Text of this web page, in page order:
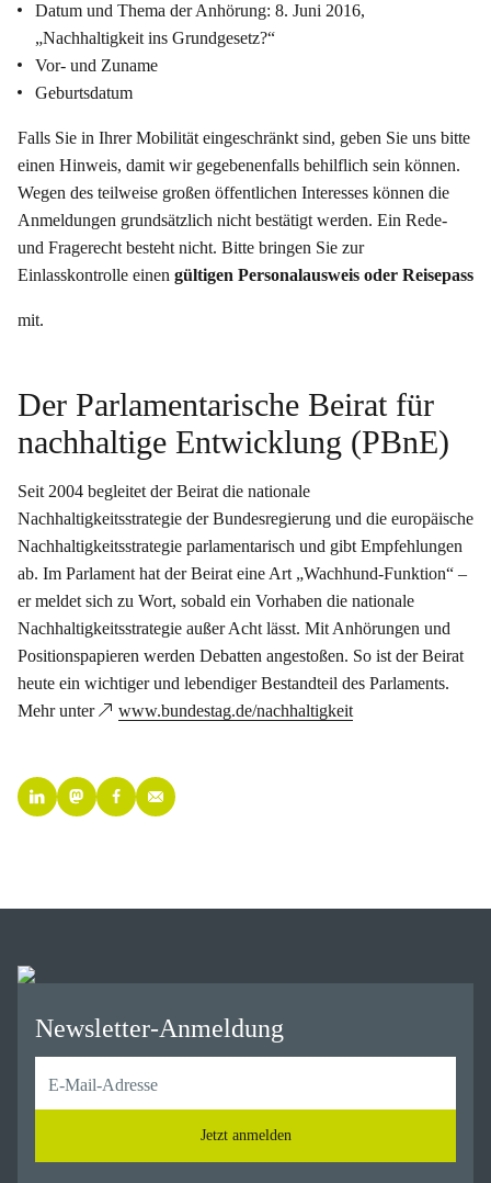
Datum und Thema der Anhörung: 8. Juni 2016,
„Nachhaltigkeit ins Grundgesetz?“
Vor- und Zuname
Geburtsdatum
Falls Sie in Ihrer Mobilität eingeschränkt sind, geben Sie uns bitte
einen Hinweis, damit wir gegebenenfalls behilflich sein können.
Wegen des teilweise großen öffentlichen Interesses können die
Anmeldungen grundsätzlich nicht bestätigt werden. Ein Rede-
und Fragerecht besteht nicht. Bitte bringen Sie zur
Einlasskontrolle einen gültigen Personalausweis oder Reisepass
mit.
Der Parlamentarische Beirat für
nachhaltige Entwicklung (PBnE)
Seit 2004 begleitet der Beirat die nationale
Nachhaltigkeitsstrategie der Bundesregierung und die europäische
Nachhaltigkeitsstrategie parlamentarisch und gibt Empfehlungen
ab. Im Parlament hat der Beirat eine Art „Wachhund-Funktion“ –
er meldet sich zu Wort, sobald ein Vorhaben die nationale
Nachhaltigkeitsstrategie außer Acht lässt. Mit Anhörungen und
Positionspapieren werden Debatten angestoßen. So ist der Beirat
heute ein wichtiger und lebendiger Bestandteil des Parlaments.
Mehr unter
www.bundestag.de/nachhaltigkeit
Newsletter-Anmeldung
Jetzt anmelden